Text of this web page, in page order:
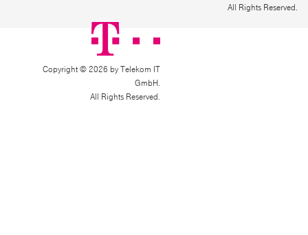
All Rights Reserved.
Copyright © 2026 by Telekom IT
GmbH.
All Rights Reserved.